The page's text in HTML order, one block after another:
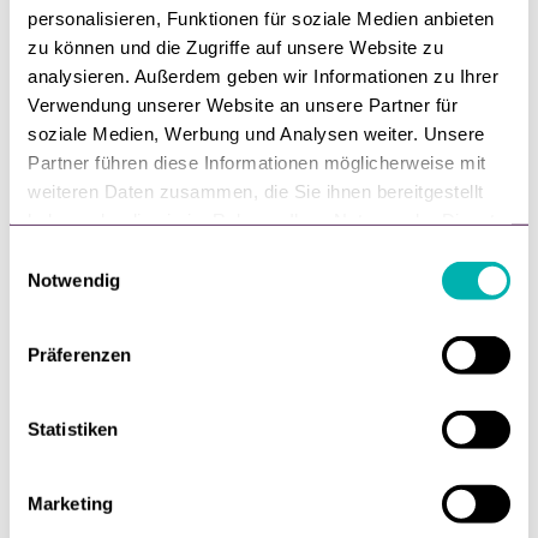
personalisieren, Funktionen für soziale Medien anbieten
zu können und die Zugriffe auf unsere Website zu
analysieren. Außerdem geben wir Informationen zu Ihrer
Verwendung unserer Website an unsere Partner für
soziale Medien, Werbung und Analysen weiter. Unsere
Partner führen diese Informationen möglicherweise mit
weiteren Daten zusammen, die Sie ihnen bereitgestellt
Notwendig
Präferenzen
Statistiken
Marketing
Trend, Event
POS Connect 2023
Am 19. September trifft sich einen Tag vor der
dmexco die Omnichannel-Branche in Köln. Beim
POS Connect
vonRalf Haberich